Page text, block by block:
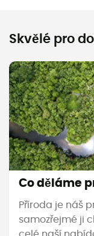
Skvělé pro
Co děláme
Příroda je náš
samozřejmé ji